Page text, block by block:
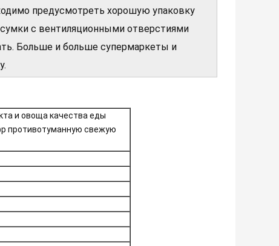
предусмотреть хорошую упаковку
с вентиляционными отверстиями
Больше и больше супермаркеты и
и овоща качества еды
противотуманную свежую